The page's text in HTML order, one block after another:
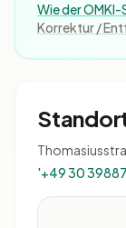
Wie der
Korrektur /
'+49 30